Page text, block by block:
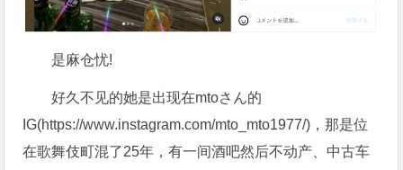
是麻仓忧!
好久不见的她是出现在mtoさん的
IG(https://www.instagram.com/mto_mto1977/)，那是位
在歌舞伎町混了25年，有一间酒吧然后不动产、中古车